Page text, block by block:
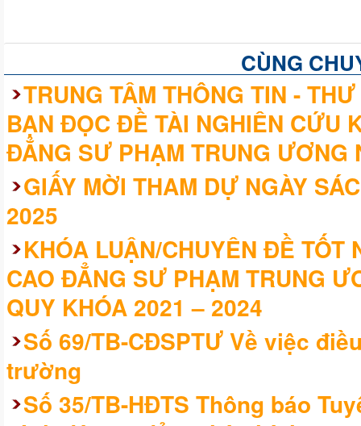
CÙNG
TRUNG TÂM THÔNG TIN -
BẠN ĐỌC ĐỀ TÀI NGHIÊN CỨU
ĐẲNG SƯ PHẠM TRUNG ƯƠNG
GIẤY MỜI THAM DỰ NGÀY
2025
KHÓA LUẬN/CHUYÊN ĐỀ TỐT
CAO ĐẲNG SƯ PHẠM TRUNG
QUY KHÓA 2021 – 2024
Số 69/TB-CĐSPTƯ Về việc
trường
Số 35/TB-HĐTS Thông báo